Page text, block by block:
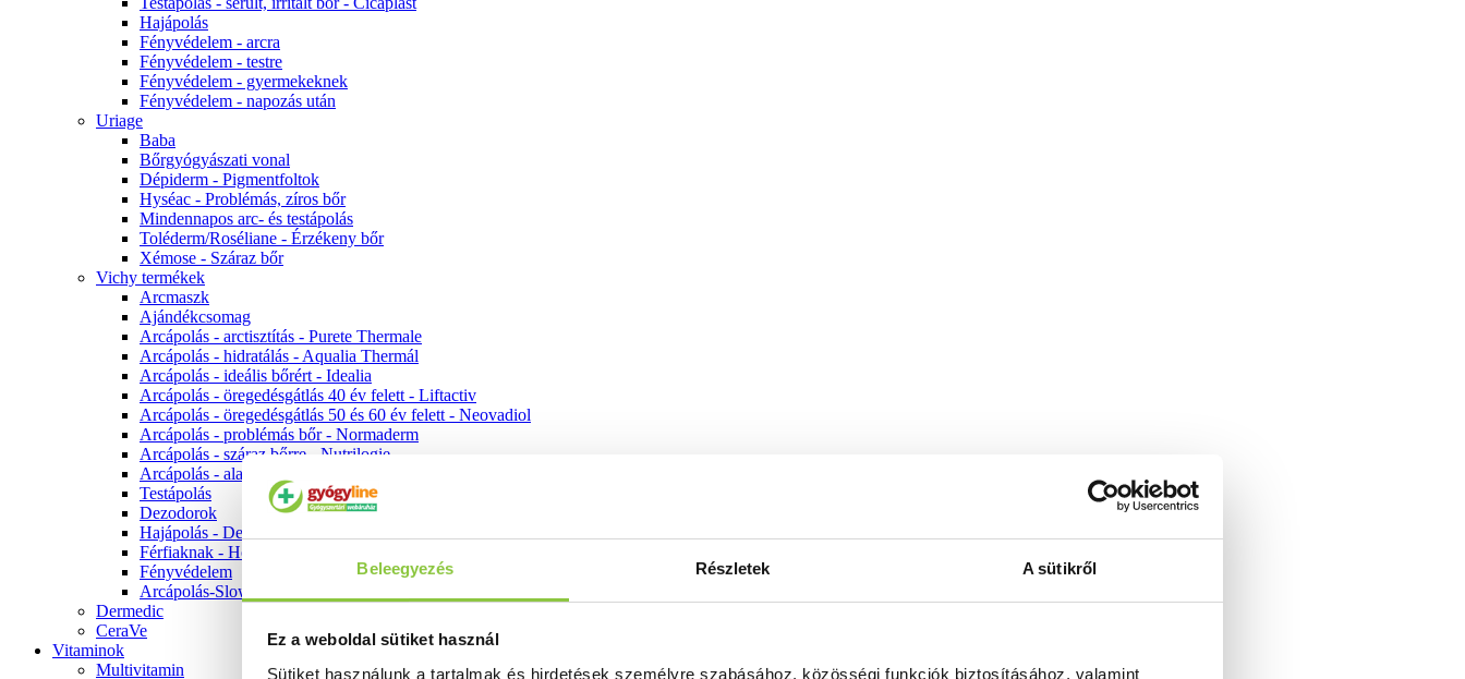
Beleegyezés Részletek A sütikről
Ez a weboldal sütiket használ
Sütiket használunk a tartalmak és hirdetések személyre szabásához, közösségi funkciók biztosításához, valamint
Hajápolás
Fényvédelem - arcra
Fényvédelem - testre
Fényvédelem - gyermekeknek
Fényvédelem - napozás után
Uriage
Baba
Bőrgyógyászati vonal
Dépiderm - Pigmentfoltok
Hyséac - Problémás, zíros bőr
Mindennapos arc- és testápolás
Toléderm/Roséliane - Érzékeny bőr
Xémose - Száraz bőr
Vichy termékek
Arcmaszk
Ajándékcsomag
Arcápolás - arctisztítás - Purete Thermale
Arcápolás - hidratálás - Aqualia Thermál
Arcápolás - ideális bőrért - Idealia
Arcápolás - öregedésgátlás 40 év felett - Liftactiv
Arcápolás - öregedésgátlás 50 és 60 év felett - Neovadiol
Arcápolás - problémás bőr - Normaderm
Arcápolás - száraz bőrre - Nutrilogie
Arcápolás - alapozók
Testápolás
Dezodorok
Hajápolás - Dercos
Férfiaknak - Homme
Fényvédelem
Arcápolás-Slow Age
Dermedic
CeraVe
Vitaminok
Multivitamin